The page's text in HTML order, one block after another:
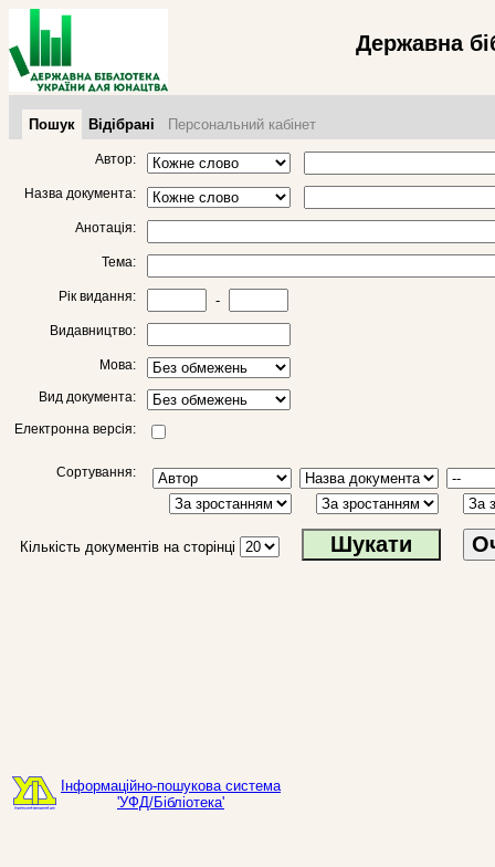
Державна
Пошук Відібрані Персональний кабінет
Автор:
Назва документа:
Анотація:
Тема:
Рік видання: -
Видавництво:
Мова:
Вид документа:
Електронна версія:
Сортування:
Кількість документів на сторінці
Інформаційно-пошукова система
'УФД/Бібліотека'